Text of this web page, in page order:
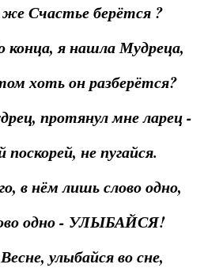
Счастье берётся ?
конца, я нашла Мудреца,
хоть он разберётся?
протянул мне ларец -
не пугайся.
в нём лишь слово одно,
одно - УЛЫБАЙСЯ!
улыбайся во сне,